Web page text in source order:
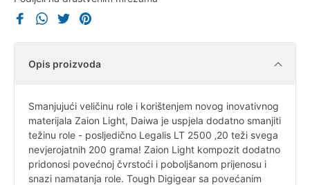
Opis proizvoda
Smanjujući veličinu role i korištenjem novog inovativnog
materijala Zaion Light, Daiwa je uspjela dodatno smanjiti
težinu role - posljedično Legalis LT 2500 ‚20 teži svega
nevjerojatnih 200 grama! Zaion Light kompozit dodatno
pridonosi povećnoj čvrstoći i poboljšanom prijenosu i
snazi namatanja role. Tough Digigear sa povećanim